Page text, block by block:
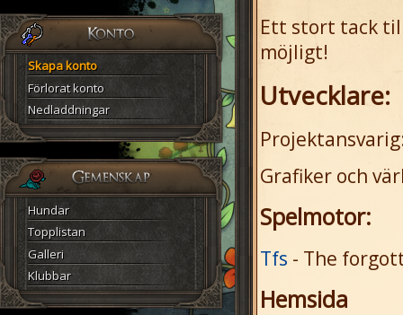
Skapa konto
Förlorat konto
Nedladdningar
Hundar
Topplistan
Galleri
Klubbar
Ett stort tack
möjligt!
Utvecklare:
Grafiker och
Spelmotor:
Tfs - The
Hemsida